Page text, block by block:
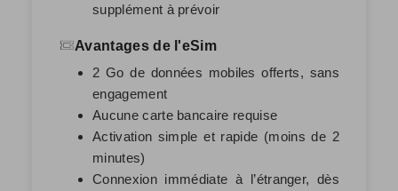
supplément à prévoir
Avantages de l'eSim
2 Go de données mobiles offerts, sans
engagement
Aucune carte bancaire requise
Activation simple et rapide (moins de 2
minutes)
Connexion immédiate à l’étranger, dès